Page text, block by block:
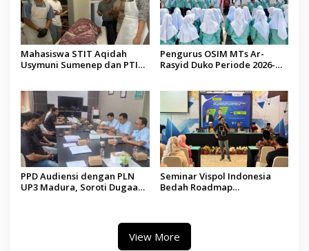
Mahasiswa STIT Aqidah
Usymuni Sumenep dan PTIQ
Pengurus OSIM MTs Ar-
Rasyid Duko Periode 2026-
PPD Audiensi dengan PLN
UP3 Madura, Soroti Dugaan
Seminar Vispol Indonesia
Bedah Roadmap
Jadi Kunci
View More